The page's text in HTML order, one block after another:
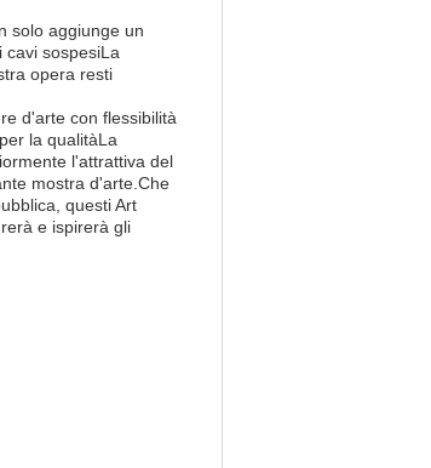
solo aggiunge un
sospesiLa
opera resti
d'arte con flessibilità
la qualitàLa
l'attrattiva del
mostra d'arte.Che
questi Art
e ispirerà gli